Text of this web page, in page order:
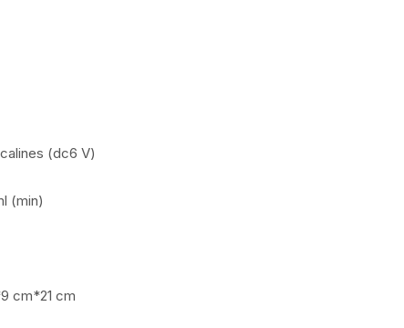
(dc6 V)
(min)
cm*21 cm